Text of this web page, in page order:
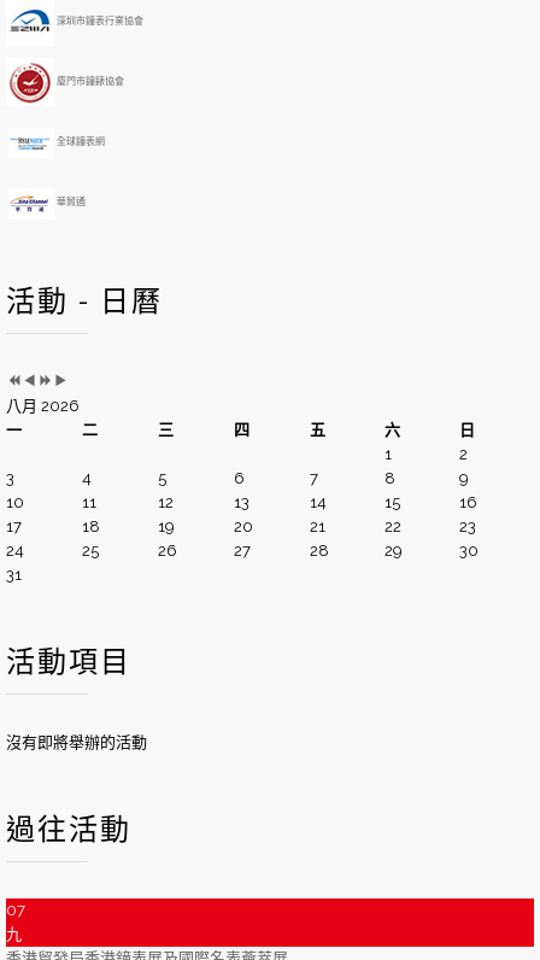
深圳市鐘表行業協會
廈門市鐘錶協會
全球鐘表網
華貿通
活動 - 日曆
a
o
n
h
八月 2026
一
二 三 四 五 六
日
1
2
3
4 5 6 7 8
9
10
11 12 13 14 15
16
17
18 19 20 21 22
23
24
25 26 27 28 29
30
31
活動項目
沒有即將舉辦的活動
過往活動
07
九